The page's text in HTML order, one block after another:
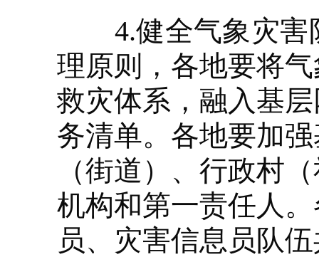
4.健全气象灾害
理原则，各地要将
救灾体系，融入基
务清单。各地要加
（街道）、行政村
机构和第一责任人
员、灾害信息员队